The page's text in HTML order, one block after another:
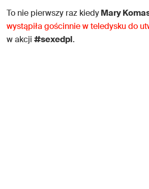
To nie pierwszy raz kiedyMary
wystąpiła gościnnie w teledysku do
w akcji #sexedpl.